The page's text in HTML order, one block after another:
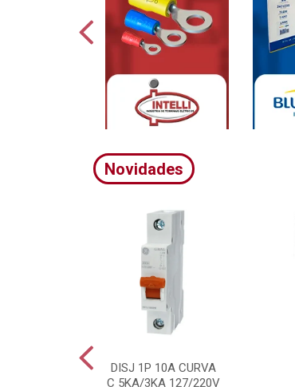
Novidades
DISJ 1P 10A CURVA
C 5KA/3KA 127/220V